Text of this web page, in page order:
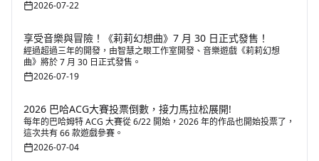
2026-07-22
享受音樂與冒險！《莉莉幻想曲》7 月 30 日正式發售！
經過超過三年的開發，由智慧之眼工作室開發、音樂遊戲《莉莉幻想
曲》將於 7 月 30 日正式發售。
2026-07-19
2026 巴哈ACG大賽投票倒數，接力馬拉松展開!
每年的巴哈姆特 ACG 大賽從 6/22 開始，2026 年的作品也開始投票了，
這次共有 66 款遊戲參賽。
2026-07-04